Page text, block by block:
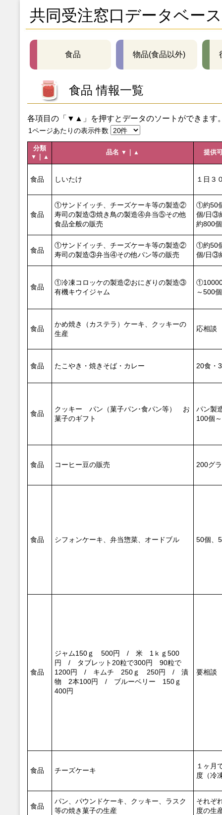
共同受注窓口データベース
食品 物品(食品以外)
食品 情報一覧
各項目の「▼▲」を押すとデータのソートができます
1ページあたりの表示件数
分類
▼ ▲
品名 ▼ ▲ 提供
食品 しいたけ １日３
食品
①サンドイッチ、チーズケーキ等の製造②
寿司の製造③焼き鳥の製造④弁当⑤その他
食品全般の販売
①約50
個/日③
約800
食品
①サンドイッチ、チーズケーキ等の製造②
寿司の製造③弁当④その他パン等の販売
①約50
個/日③
食品
①冷凍コロッケの製造②おにぎりの製造③
有機キウイジャム
～500
食品
かめ焼き（カステラ）ケーキ、クッキーの
生産
応相談
食品 たこやき・焼きそば・カレー 20食・
食品
クッキー パン（菓子パン･食パン等） お
菓子のギフト
パン製
100個
食品 コーヒー豆の販売 200グ
食品 シフォンケーキ、弁当惣菜、オードブル 50個、
食品
ジャム150ｇ 500円 / 米 1ｋｇ500
円 / タブレット20粒で300円 90粒で
1200円 / キムチ 250ｇ 250円 / 漬
物 2本100円 / ブルーベリー 150ｇ
400円
要相談
食品 チーズケーキ
１ヶ月
度（冷
食品
パン、パウンドケーキ、クッキー、ラスク
等の焼き菓子の生産
それぞ
度の生